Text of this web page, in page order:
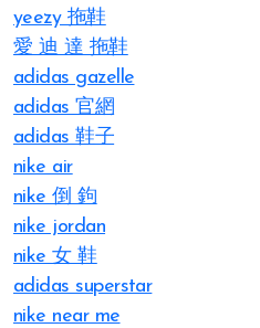
yeezy 拖鞋
愛 迪 達 拖鞋
adidas gazelle
adidas 官網
adidas 鞋子
nike air
nike 倒 鉤
nike jordan
nike 女 鞋
adidas superstar
nike near me